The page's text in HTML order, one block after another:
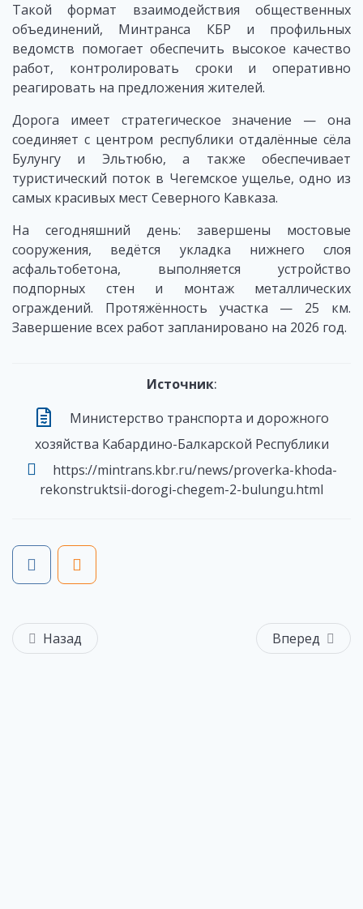
Такой формат взаимодействия общественных
объединений, Минтранса КБР и профильных
ведомств помогает обеспечить высокое качество
работ, контролировать сроки и оперативно
реагировать на предложения жителей.
Дорога имеет стратегическое значение — она
соединяет с центром республики отдалённые сёла
Булунгу и Эльтюбю, а также обеспечивает
туристический поток в Чегемское ущелье, одно из
самых красивых мест Северного Кавказа.
На сегодняшний день: завершены мостовые
сооружения, ведётся укладка нижнего слоя
асфальтобетона, выполняется устройство
подпорных стен и монтаж металлических
ограждений. Протяжённость участка — 25 км.
Завершение всех работ запланировано на 2026 год.
Источник:
Министерство транспорта и дорожного
хозяйства Кабардино-Балкарской Республики
https://mintrans.kbr.ru/news/proverka-khoda-
rekonstruktsii-dorogi-chegem-2-bulungu.html
Назад Вперед